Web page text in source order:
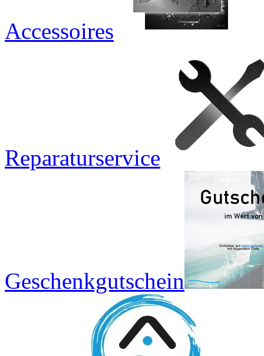
Accessoires
Reparaturservice
Geschenkgutschein